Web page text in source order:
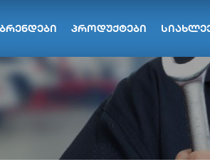
ბრენდები პროდუქტები